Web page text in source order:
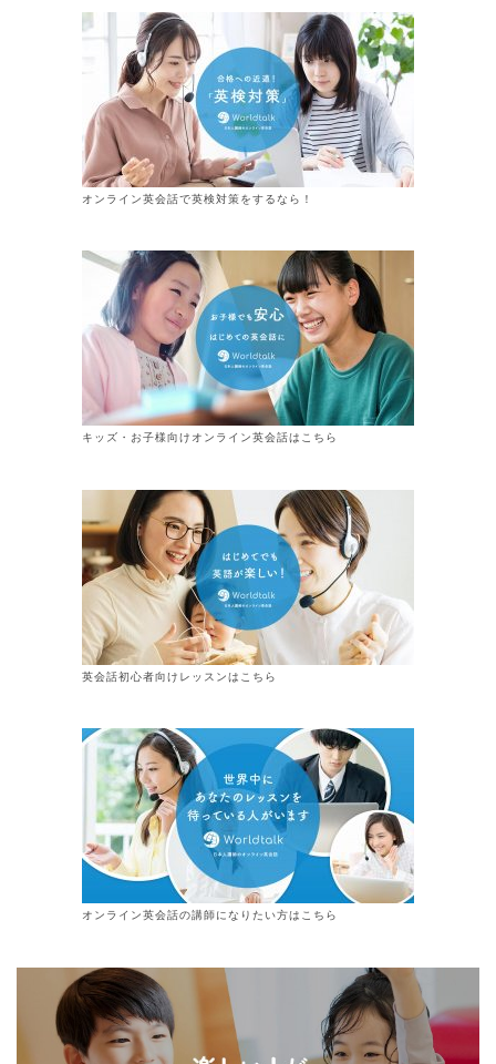
オンライン英会話で英検対策をするなら！
キッズ・お子様向けオンライン英会話はこちら
英会話初心者向けレッスンはこちら
オンライン英会話の講師になりたい方はこちら